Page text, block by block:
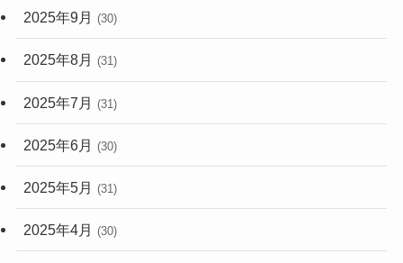
2025年9月 (30)
2025年8月 (31)
2025年7月 (31)
2025年6月 (30)
2025年5月 (31)
2025年4月 (30)